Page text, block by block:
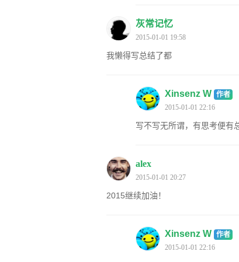
灰常记忆
2015-01-01 19:58
我懒得写总结了都
Xinsenz W 作者
2015-01-01 22:16
写不写无所谓，有思考便有
alex
2015-01-01 20:27
2015继续加油！
Xinsenz W 作者
2015-01-01 22:16